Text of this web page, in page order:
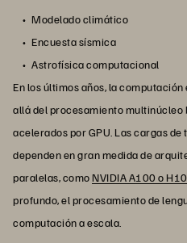
Modelado climático
Encuesta sísmica
Astrofísica computacional
En los últimos años, la
allá del procesamiento multinúcleo
acelerados por GPU. Las cargas
dependen en gran medida de
paralelas, comoNVIDIA A100 o
profundo, el procesamiento de
computación a escala.